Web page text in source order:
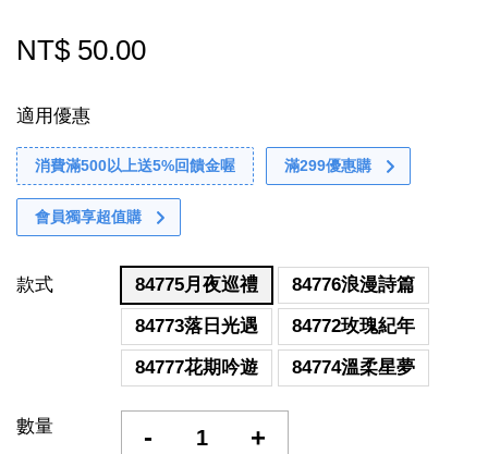
NT$ 50.00
適用優惠
消費滿500以上送5%回饋金喔 滿299優惠購
會員獨享超值購
款式 84775月夜巡禮
84776浪漫詩篇
84773落日光遇
84772玫瑰紀年
84777花期吟遊
84774溫柔星夢
數量 - +